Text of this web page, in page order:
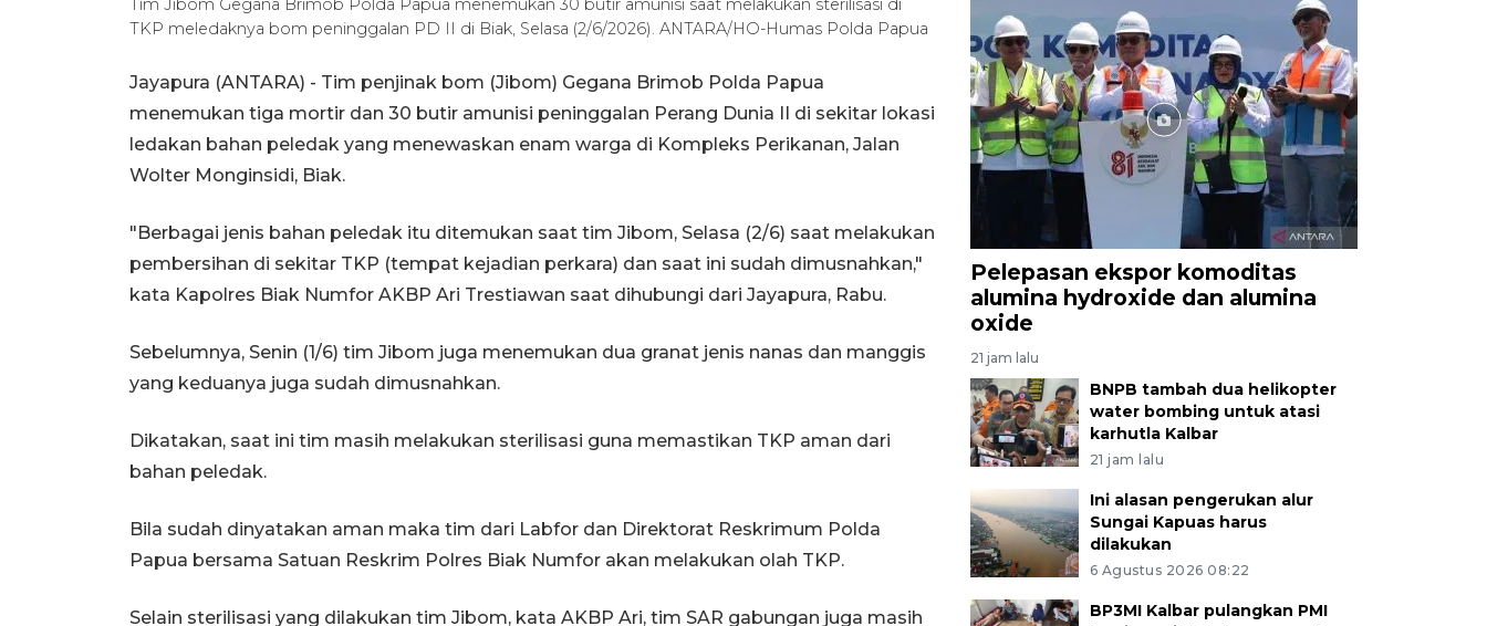
Tim Jibom Gegana Brimob Polda Papua menemukan 30 butir amunisi saat melakukan sterilisasi di
TKP meledaknya bom peninggalan PD II di Biak, Selasa (2/6/2026). ANTARA/HO-Humas Polda Papua
Jayapura (ANTARA) - Tim penjinak bom (Jibom) Gegana Brimob Polda Papua
menemukan tiga mortir dan 30 butir amunisi peninggalan Perang Dunia II di sekitar lokasi
ledakan bahan peledak yang menewaskan enam warga di Kompleks Perikanan, Jalan
Wolter Monginsidi, Biak.
"Berbagai jenis bahan peledak itu ditemukan saat tim Jibom, Selasa (2/6) saat melakukan
pembersihan di sekitar TKP (tempat kejadian perkara) dan saat ini sudah dimusnahkan,"
kata Kapolres Biak Numfor AKBP Ari Trestiawan saat dihubungi dari Jayapura, Rabu.
Sebelumnya, Senin (1/6) tim Jibom juga menemukan dua granat jenis nanas dan manggis
yang keduanya juga sudah dimusnahkan.
Dikatakan, saat ini tim masih melakukan sterilisasi guna memastikan TKP aman dari
bahan peledak.
Bila sudah dinyatakan aman maka tim dari Labfor dan Direktorat Reskrimum Polda
Papua bersama Satuan Reskrim Polres Biak Numfor akan melakukan olah TKP.
Selain sterilisasi yang dilakukan tim Jibom, kata AKBP Ari, tim SAR gabungan juga masih
Pelepasan ekspor komoditas
alumina hydroxide dan alumina
oxide
21 jam lalu
BNPB tambah dua helikopter
water bombing untuk atasi
karhutla Kalbar
21 jam lalu
Ini alasan pengerukan alur
Sungai Kapuas harus
dilakukan
6 Agustus 2026 08:22
BP3MI Kalbar pulangkan PMI